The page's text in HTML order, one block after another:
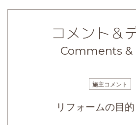
コメント＆
Comments &
施主コメント
リフォームの目